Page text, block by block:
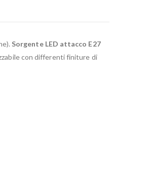
Sorgente LED attacco E27
con differenti finiture di